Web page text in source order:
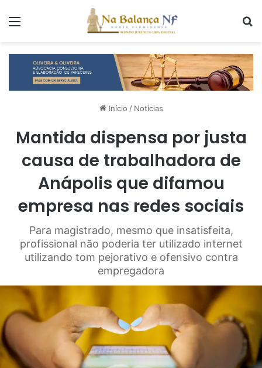
Início / Notícias
Mantida dispensa por justa
causa de trabalhadora de
Anápolis que difamou
empresa nas redes sociais
Para magistrado, mesmo que insatisfeita,
profissional não poderia ter utilizado internet
utilizando tom pejorativo e ofensivo contra
empregadora